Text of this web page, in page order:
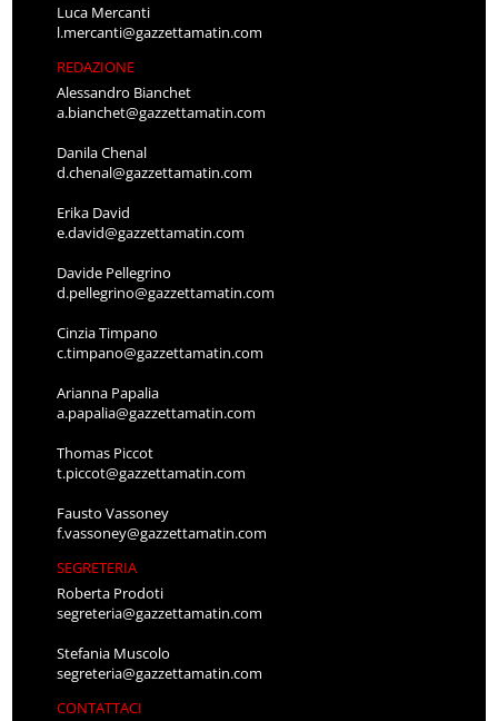
Luca Mercanti
l.mercanti@gazzettamatin.com
REDAZIONE
Alessandro Bianchet
a.bianchet@gazzettamatin.com
Danila Chenal
d.chenal@gazzettamatin.com
Erika David
e.david@gazzettamatin.com
Davide Pellegrino
d.pellegrino@gazzettamatin.com
Cinzia Timpano
c.timpano@gazzettamatin.com
Arianna Papalia
a.papalia@gazzettamatin.com
Thomas Piccot
t.piccot@gazzettamatin.com
Fausto Vassoney
f.vassoney@gazzettamatin.com
SEGRETERIA
Roberta Prodoti
segreteria@gazzettamatin.com
Stefania Muscolo
segreteria@gazzettamatin.com
CONTATTACI